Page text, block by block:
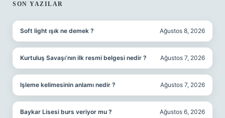
SIDEBAR
SON YAZILAR
Soft light ışık ne demek ? Ağustos 8, 2026
Kurtuluş Savaşı’nın ilk resmi belgesi nedir ? Ağustos 7, 2026
Işleme kelimesinin anlamı nedir ? Ağustos 7, 2026
Baykar Lisesi burs veriyor mu ? Ağustos 6, 2026